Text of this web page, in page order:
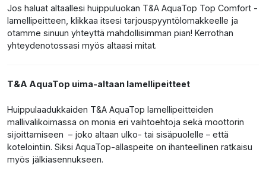
Jos haluat altaallesi huippuluokan T&A AquaTop Top Comfort -
lamellipeitteen, klikkaa itsesi tarjouspyyntölomakkeelle ja
otamme sinuun yhteyttä mahdollisimman pian! Kerrothan
yhteydenotossasi myös altaasi mitat.
T&A AquaTop uima-altaan lamellipeitteet
Huippulaadukkaiden T&A AquaTop lamellipeitteiden
mallivalikoimassa on monia eri vaihtoehtoja sekä moottorin
sijoittamiseen – joko altaan ulko- tai sisäpuolelle – että
kotelointiin. Siksi AquaTop-allaspeite on ihanteellinen ratkaisu
myös jälkiasennukseen.